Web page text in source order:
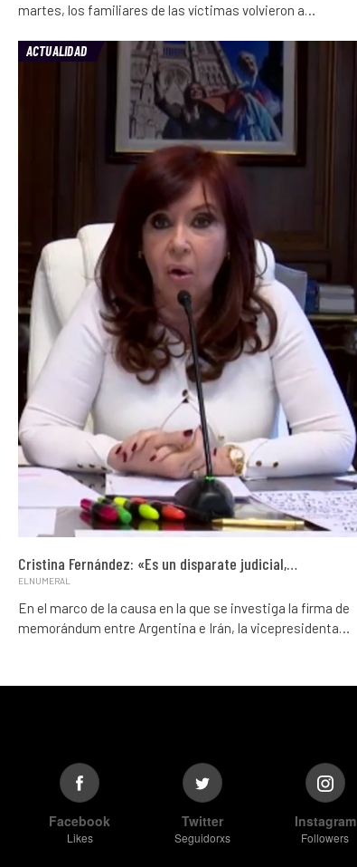
martes, los familiares de las víctimas volvieron a…
ACTUALIDAD
Cristina Fernández: «Es un disparate judicial,…
ELNUMERAL
En el marco de la causa en la que se investiga la firma de
memorándum entre Argentina e Irán, la vicepresidenta…
Facebook
Likes
Twitter
Seguidorxs
Instagram
Followers